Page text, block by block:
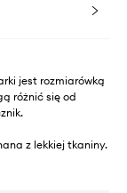
jest rozmiarówką
różnić się od
z lekkiej tkaniny.